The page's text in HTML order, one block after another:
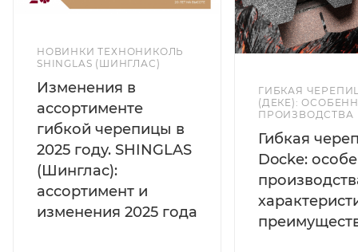
НОВИНКИ ТЕХНОНИКОЛЬ
SHINGLAS (ШИНГЛАС)
Изменения в
ассортименте
гибкой черепицы в
2025 году. SHINGLAS
(Шинглас):
ассортимент и
изменения 2025 года
ГИБКАЯ
(ДЕКЕ):
ПРОИЗВОДСТВА
Гибкая
Docke: